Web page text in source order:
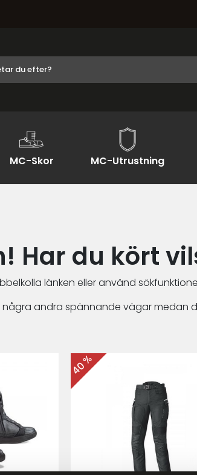
MC-Skor MC-Utrustning
Har du kört
länken eller använd
några andra spännande vägar medan
40 %